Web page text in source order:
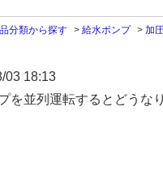
分類から探す > 給水ポンプ > 加
03 18:13
を並列運転するとどうな